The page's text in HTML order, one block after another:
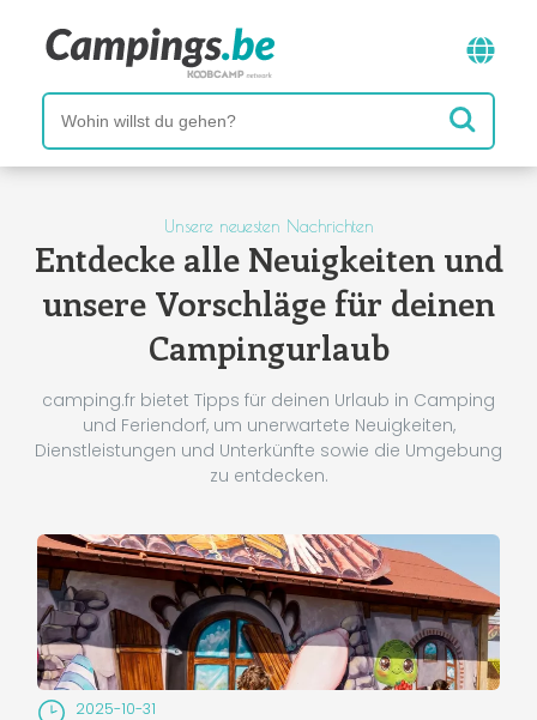
Unsere neuesten Nachrichten
Entdecke alle Neuigkeiten und
unsere Vorschläge für deinen
Campingurlaub
camping.fr bietet Tipps für deinen Urlaub in Camping
und Feriendorf, um unerwartete Neuigkeiten,
Dienstleistungen und Unterkünfte sowie die Umgebung
zu entdecken.
2025-10-31